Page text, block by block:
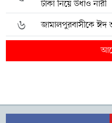
টাকা নিয়ে উধাও নারী
৬ জামালপুরবাসীকে ঈদ